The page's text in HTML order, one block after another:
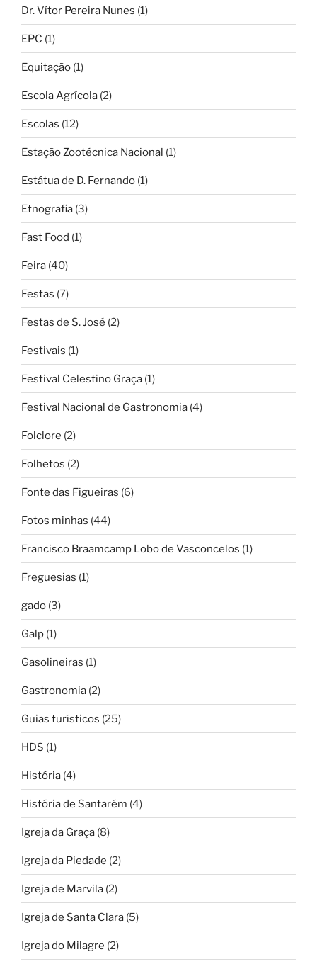
Dr. Vítor Pereira Nunes (1)
EPC (1)
Equitação (1)
Escola Agrícola (2)
Escolas (12)
Estação Zootécnica Nacional (1)
Estátua de D. Fernando (1)
Etnografia (3)
Fast Food (1)
Feira (40)
Festas (7)
Festas de S. José (2)
Festivais (1)
Festival Celestino Graça (1)
Festival Nacional de Gastronomia (4)
Folclore (2)
Folhetos (2)
Fonte das Figueiras (6)
Fotos minhas (44)
Francisco Braamcamp Lobo de Vasconcelos (1)
Freguesias (1)
gado (3)
Galp (1)
Gasolineiras (1)
Gastronomia (2)
Guias turísticos (25)
HDS (1)
História (4)
História de Santarém (4)
Igreja da Graça (8)
Igreja da Piedade (2)
Igreja de Marvila (2)
Igreja de Santa Clara (5)
Igreja do Milagre (2)